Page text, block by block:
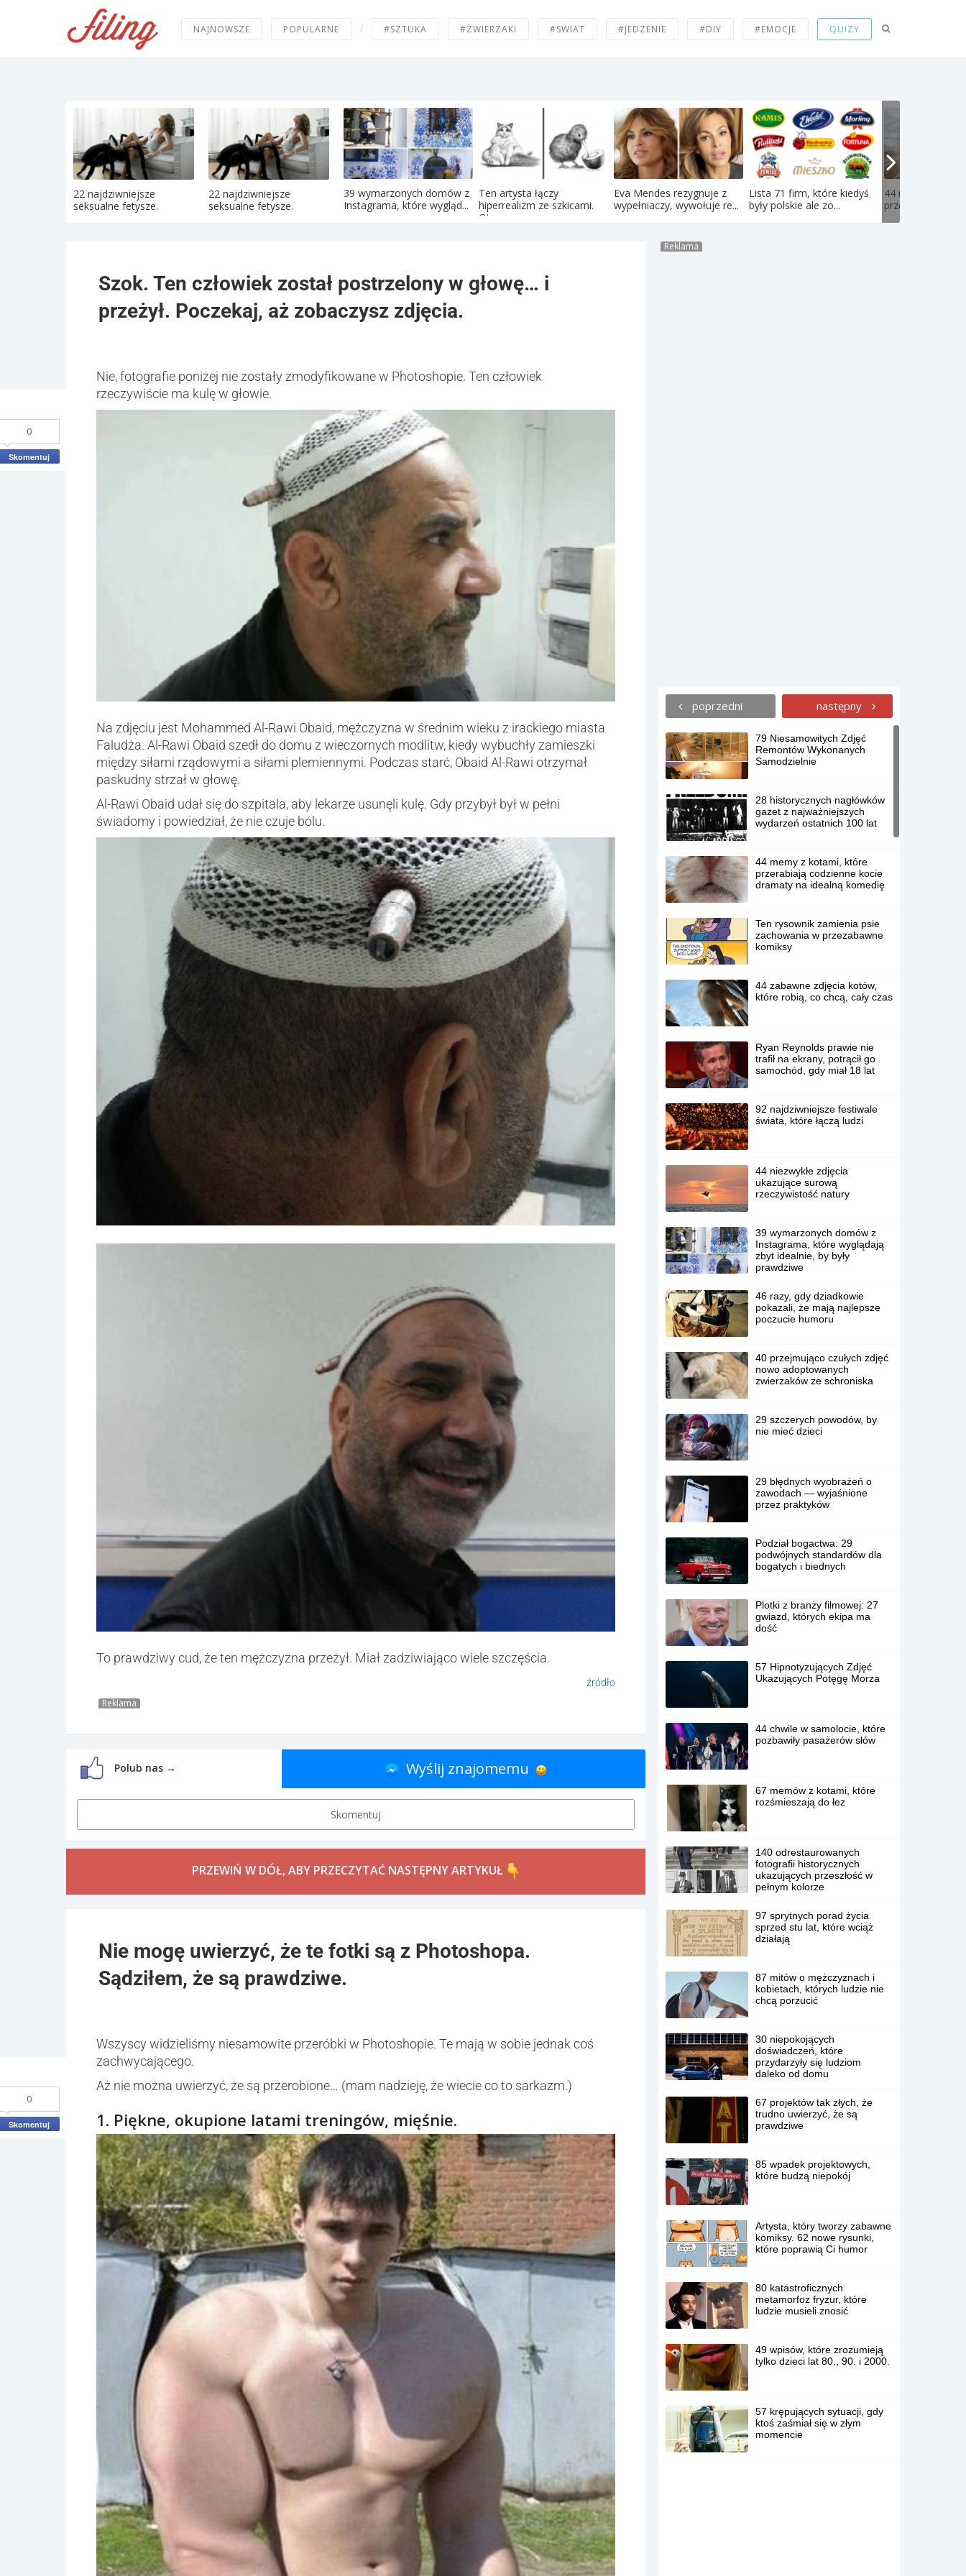
NAJNOWSZE POPULARNE / #SZTUKA #ZWIERZAKI #SWIAT #JEDZENIE #DIY #EMOCJE QUIZY
22 najdziwniejsze
seksualne fetysze.
22 najdziwniejsze
seksualne fetysze.
39 wymarzonych domów z
Instagrama, które wygląd...
Ten artysta łączy
hiperrealizm ze szkicami.
Oto...
Eva Mendes rezygnuje z
wypełniaczy, wywołuje re...
Lista 71 firm, które kiedyś
były polskie ale zo...
44 memy z
przerabiają
Szok. Ten człowiek został postrzelony w głowę… i
przeżył. Poczekaj, aż zobaczysz zdjęcia.
0
Skomentuj
Nie, fotografie poniżej nie zostały zmodyfikowane w Photoshopie. Ten człowiek
rzeczywiście ma kulę w głowie.
Na zdjęciu jest Mohammed Al-Rawi Obaid, mężczyzna w średnim wieku z irackiego miasta
Faludża. Al-Rawi Obaid szedł do domu z wieczornych modlitw, kiedy wybuchły zamieszki
między siłami rządowymi a siłami plemiennymi. Podczas starć, Obaid Al-Rawi otrzymał
paskudny strzał w głowę.
Al-Rawi Obaid udał się do szpitala, aby lekarze usunęli kulę. Gdy przybył był w pełni
świadomy i powiedział, że nie czuje bólu.
To prawdziwy cud, że ten mężczyzna przeżył. Miał zadziwiająco wiele szczęścia.
źródło
Reklama
Polub nas → Wyślij znajomemu
Skomentuj
PRZEWIŃ W DÓŁ, ABY PRZECZYTAĆ NASTĘPNY ARTYKUŁ
Nie mogę uwierzyć, że te fotki są z Photoshopa.
Sądziłem, że są prawdziwe.
0
Skomentuj
Wszyscy widzieliśmy niesamowite przeróbki w Photoshopie. Te mają w sobie jednak coś
zachwycającego.
Aż nie można uwierzyć, że są przerobione… (mam nadzieję, że wiecie co to sarkazm.)
1. Piękne, okupione latami treningów, mięśnie.
Reklama
poprzedni następny
79 Niesamowitych Zdjęć
Remontów Wykonanych
Samodzielnie
28 historycznych nagłówków
gazet z najważniejszych
wydarzeń ostatnich 100 lat
44 memy z kotami, które
przerabiają codzienne kocie
dramaty na idealną komedię
Ten rysownik zamienia psie
zachowania w przezabawne
komiksy
44 zabawne zdjęcia kotów,
które robią, co chcą, cały czas
Ryan Reynolds prawie nie
trafił na ekrany, potrącił go
samochód, gdy miał 18 lat
92 najdziwniejsze festiwale
świata, które łączą ludzi
44 niezwykłe zdjęcia
ukazujące surową
rzeczywistość natury
39 wymarzonych domów z
Instagrama, które wyglądają
zbyt idealnie, by były
prawdziwe
46 razy, gdy dziadkowie
pokazali, że mają najlepsze
poczucie humoru
40 przejmująco czułych zdjęć
nowo adoptowanych
zwierzaków ze schroniska
29 szczerych powodów, by
nie mieć dzieci
29 błędnych wyobrażeń o
zawodach — wyjaśnione
przez praktyków
Podział bogactwa: 29
podwójnych standardów dla
bogatych i biednych
Plotki z branży filmowej: 27
gwiazd, których ekipa ma
dość
57 Hipnotyzujących Zdjęć
Ukazujących Potęgę Morza
44 chwile w samolocie, które
pozbawiły pasażerów słów
67 memów z kotami, które
rozśmieszają do łez
140 odrestaurowanych
fotografii historycznych
ukazujących przeszłość w
pełnym kolorze
97 sprytnych porad życia
sprzed stu lat, które wciąż
działają
87 mitów o mężczyznach i
kobietach, których ludzie nie
chcą porzucić
30 niepokojących
doświadczeń, które
przydarzyły się ludziom
daleko od domu
67 projektów tak złych, że
trudno uwierzyć, że są
prawdziwe
85 wpadek projektowych,
które budzą niepokój
Artysta, który tworzy zabawne
komiksy. 62 nowe rysunki,
które poprawią Ci humor
80 katastroficznych
metamorfoz fryzur, które
ludzie musieli znosić
49 wpisów, które zrozumieją
tylko dzieci lat 80., 90. i 2000.
57 krępujących sytuacji, gdy
ktoś zaśmiał się w złym
momencie